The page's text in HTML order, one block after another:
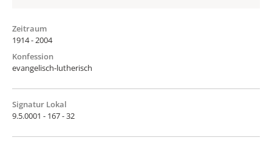
Zeitraum
1914 - 2004
Konfession
evangelisch-lutherisch
Signatur Lokal
9.5.0001 - 167 - 32